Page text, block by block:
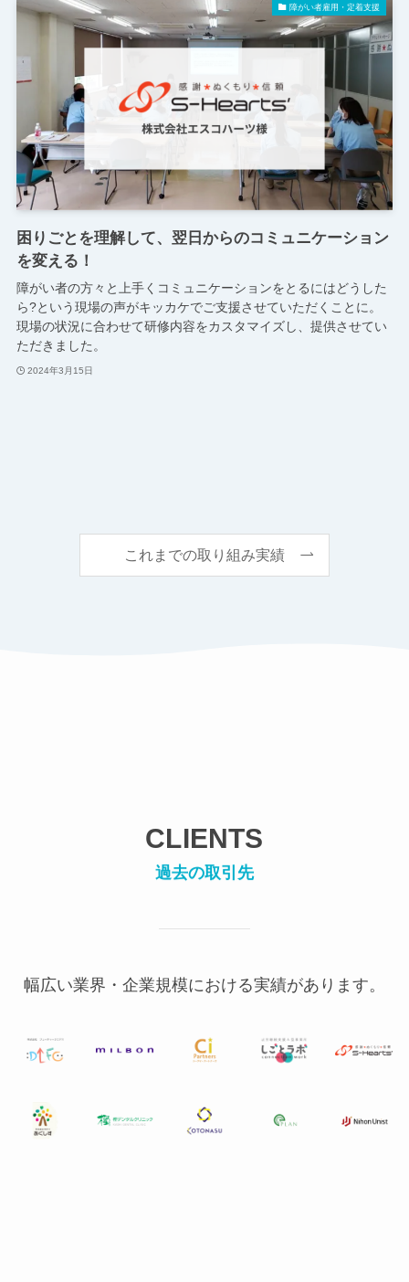
障がい者雇用・定着支援
困りごとを理解して、翌日からのコミュニケーション
を変える！
障がい者の方々と上手くコミュニケーションをとるにはどうした
ら?という現場の声がキッカケでご支援させていただくことに。
現場の状況に合わせて研修内容をカスタマイズし、提供させてい
ただきました。
2024年3月15日
これまでの取り組み実績
CLIENTS
過去の取引先
幅広い業界・企業規模における実績があります。